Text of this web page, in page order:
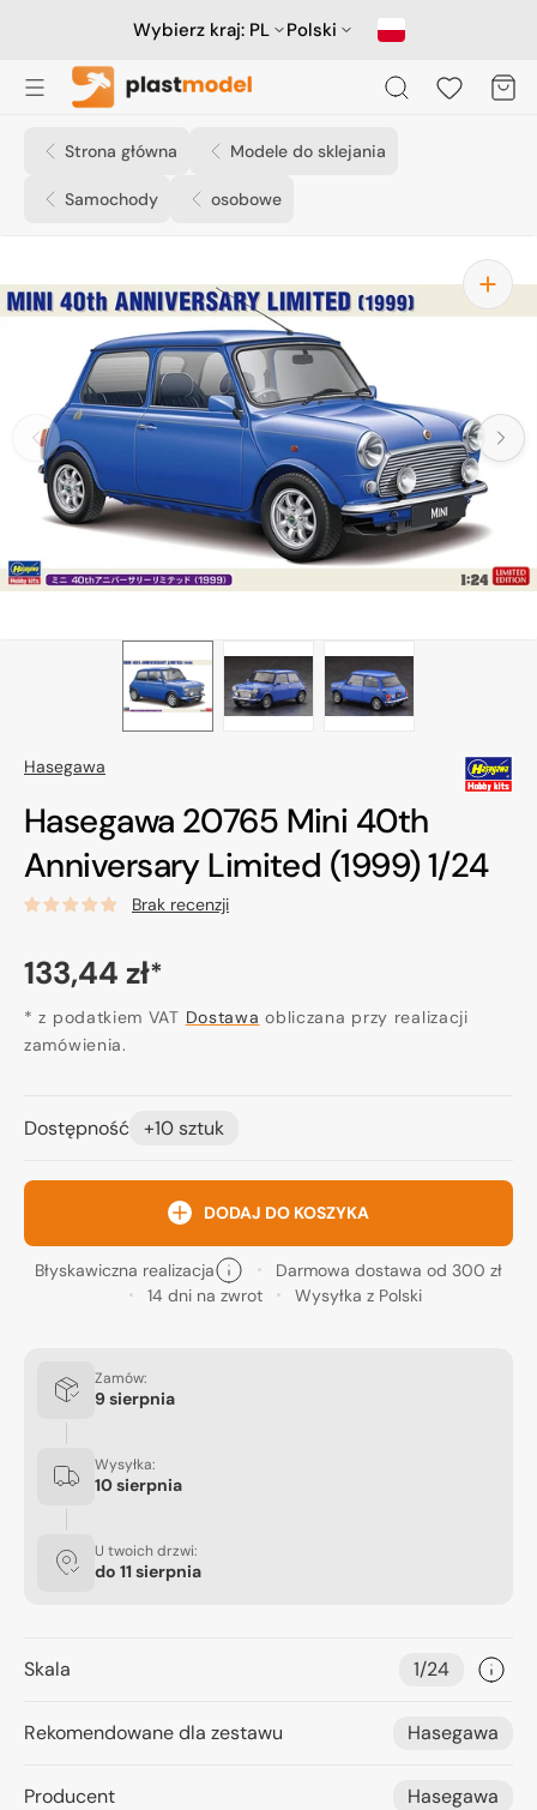
Wybierz kraj: PL Polski
Koszyk
Strona główna Modele do sklejania
Samochody osobowe
Otwórz
media
1
w
widoku
galerii
Hasegawa
Hasegawa 20765 Mini 40th
Anniversary Limited (1999) 1/24
Brak recenzji
Cena
regularna
133,44 zł*
* z podatkiem VAT Dostawa obliczana przy realizacji
zamówienia.
Dostępność +10 sztuk
DODAJ DO KOSZYKA
Błyskawiczna realizacja
Darmowa dostawa od 300 zł
14 dni na zwrot
Wysyłka z Polski
Zamów:
9 sierpnia
Wysyłka:
10 sierpnia
U twoich drzwi:
do 11 sierpnia
Skala 1/24
Rekomendowane dla zestawu Hasegawa
Producent Hasegawa